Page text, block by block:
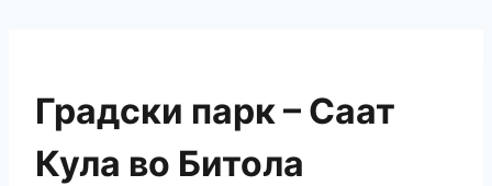
Градски парк – Саат
Кула во Битола